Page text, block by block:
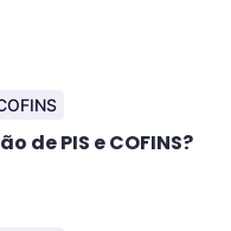
de PIS e COFINS?